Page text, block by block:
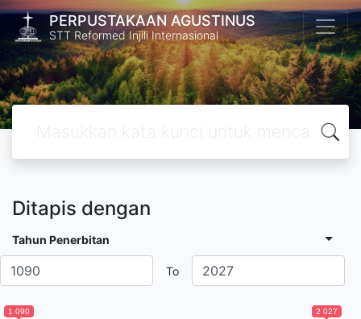
PERPUSTAKAAN AGUSTINUS
STT Reformed Injili Internasional
Ditapis dengan
Tahun Penerbitan
To
1 090 2 027